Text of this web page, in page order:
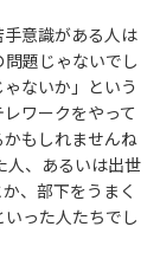
意識がある人は
題じゃないでし
ないか」という
ワークをやって
もしれませんね
人、あるいは出世
、部下をうまく
った人たちでし